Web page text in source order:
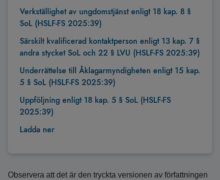
Verkställighet av ungdomstjänst enligt 18 kap. 8 §
SoL (HSLF-FS 2025:39)
Särskilt kvalificerad kontaktperson enligt 13 kap. 7 §
andra stycket SoL och 22 § LVU (HSLF-FS 2025:39)
Underrättelse till Åklagarmyndigheten enligt 15 kap.
5 § SoL (HSLF-FS 2025:39)
Uppföljning enligt 18 kap. 5 § SoL (HSLF-FS
2025:39)
Ladda ner
Observera att det är den tryckta versionen av författningen